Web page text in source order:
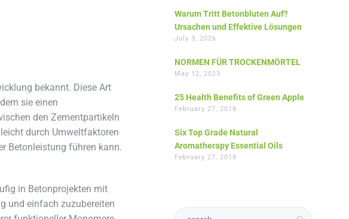
bekannt. Diese Art
sie einen
den Zementpartikeln
durch Umweltfaktoren
Betonleistung führen kann.
in Betonprojekten mit
und einfach zuzubereiten
Warum Tritt Betonbluten Auf?
Ursachen und Effektive Lösungen
July 3, 2026
NORMEN FÜR TROCKENMÖRTEL
May 12, 2023
25 Health Benefits of Green Apple
February 27, 2018
Six Top Grade Natural
Aromatherapy Essential Oils
February 27, 2018